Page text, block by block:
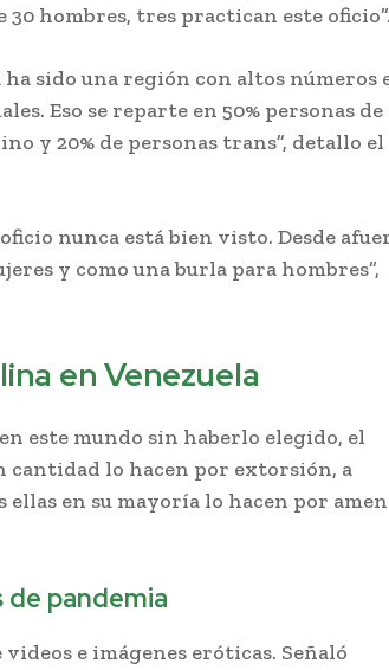
30 hombres, tres practican este oficio”.
ha sido una región con altos números
Eso se reparte en 50% personas de
y 20% de personas trans”, detallo el
nunca está bien visto. Desde
y como una burla para hombres”,
en Venezuela
este mundo sin haberlo elegido, el
cantidad lo hacen por extorsión, a
ellas en su mayoría lo hacen por
pandemia
e imágenes eróticas. Señaló